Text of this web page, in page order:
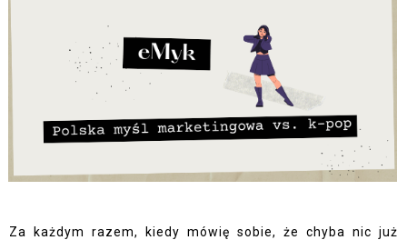
Za każdym razem, kiedy mówię sobie, że chyba nic już